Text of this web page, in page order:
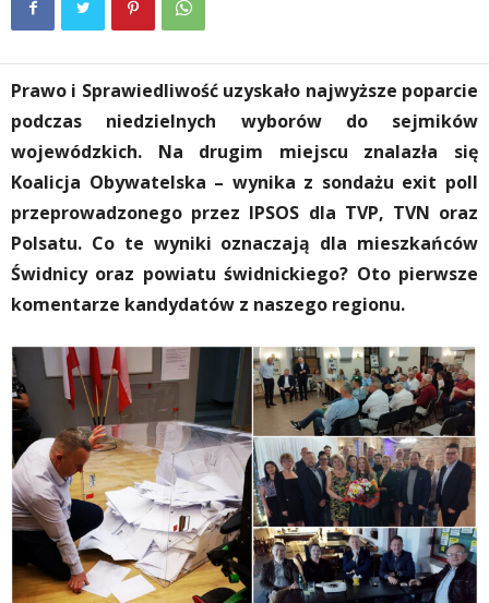
Prawo i Sprawiedliwość uzyskało najwyższe poparcie
podczas niedzielnych wyborów do sejmików
wojewódzkich. Na drugim miejscu znalazła się
Koalicja Obywatelska – wynika z sondażu exit poll
przeprowadzonego przez IPSOS dla TVP, TVN oraz
Polsatu. Co te wyniki oznaczają dla mieszkańców
Świdnicy oraz powiatu świdnickiego? Oto pierwsze
komentarze kandydatów z naszego regionu.